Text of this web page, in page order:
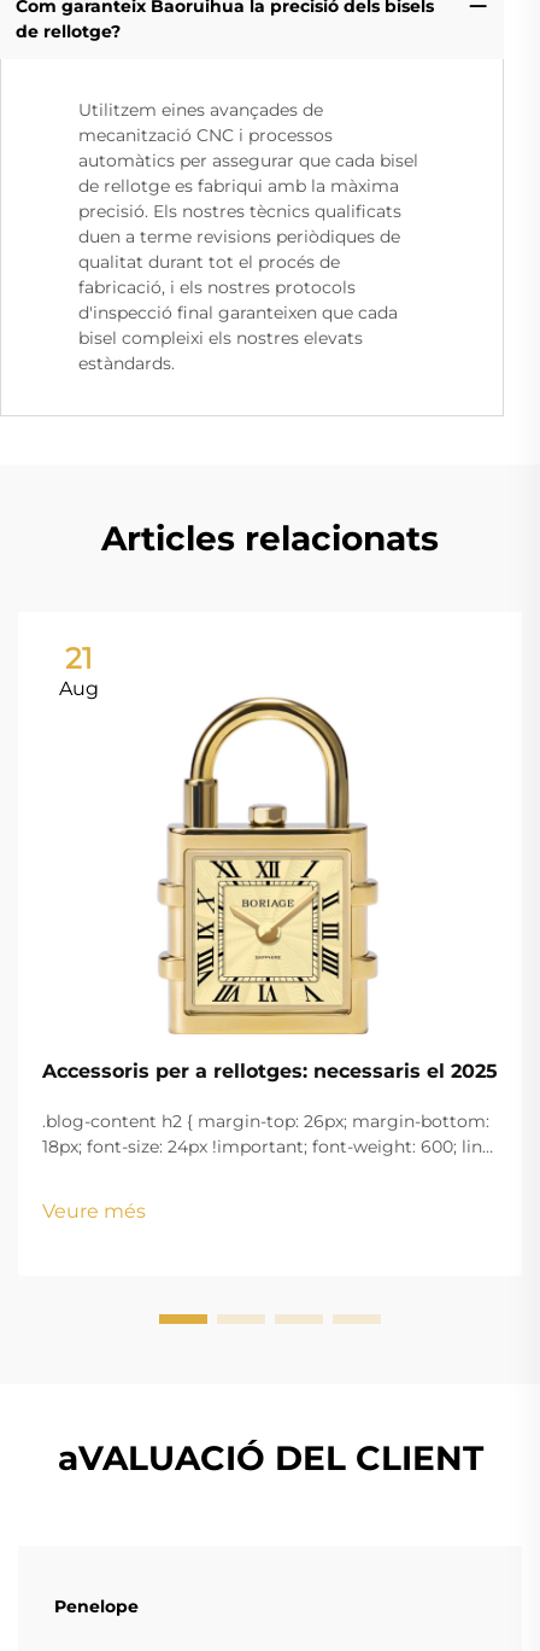
Com garanteix Baoruihua la precisió dels bisels
de rellotge?
Utilitzem eines avançades de
mecanització CNC i processos
automàtics per assegurar que cada bisel
de rellotge es fabriqui amb la màxima
precisió. Els nostres tècnics qualificats
duen a terme revisions periòdiques de
qualitat durant tot el procés de
fabricació, i els nostres protocols
d'inspecció final garanteixen que cada
bisel compleixi els nostres elevats
estàndards.
Articles relacionats
21
Aug
Accessoris per a rellotges: necessaris el 2025
.blog-content h2 { margin-top: 26px; margin-bottom:
18px; font-size: 24px !important; font-weight: 600; line-
w...
Veure més
aVALUACIÓ DEL CLIENT
Penelope